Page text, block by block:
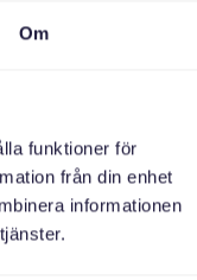
Om
funktioner för
från din enhet
informationen
Kronprinsessan
Minnesfond